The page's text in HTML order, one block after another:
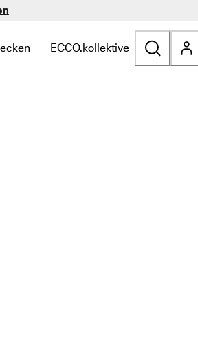
Links zu Taschen & Accessoires zu
öffnen, um verwandte Links zu
ECCO.kollektive
Untermenü öffnen, um